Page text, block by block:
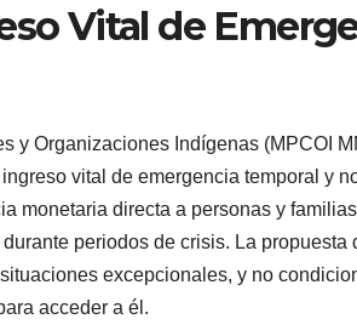
Vital de
y Organizaciones Indígenas (MPCOI
vital de emergencia temporal y
monetaria directa a personas y
periodos de crisis. La propuesta
excepcionales, y no
acceder a él.